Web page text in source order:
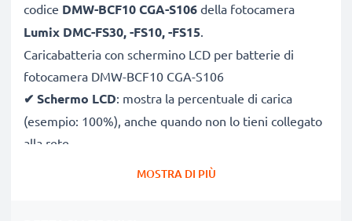
codice DMW-BCF10 CGA-S106 della fotocamera
Lumix DMC-FS30, -FS10, -FS15.
Caricabatteria con schermino LCD per batterie di
fotocamera DMW-BCF10 CGA-S106
✔ Schermo LCD: mostra la percentuale di carica
(esempio: 100%), anche quando non lo tieni collegato
alla rete
: 100V–250V input
MOSTRA DI PIÙ